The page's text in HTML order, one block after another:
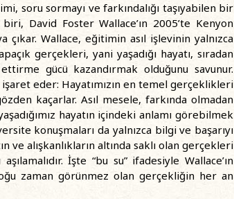
soru sormayı ve farkındalığı taşıyabilen bir
David Foster Wallace’ın 2005’te Kenyon
çıkar. Wallace, eğitimin asıl işlevinin yalnızca
gerçekleri, yani yaşadığı hayatı, sıradan
gücü kazandırmak olduğunu savunur.
eder: Hayatımızın en temel gerçeklikleri
kaçarlar. Asıl mesele, farkında olmadan
hayatın içindeki anlamı görebilmek
konuşmaları da yalnızca bilgi ve başarıyı
alışkanlıkların altında saklı olan gerçekleri
İşte “bu su” ifadesiyle Wallace’ın
zaman görünmez olan gerçekliğin her an